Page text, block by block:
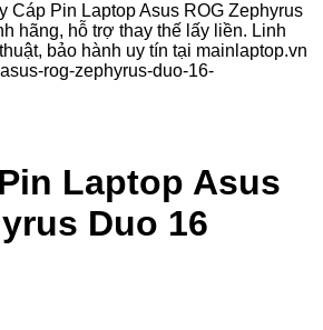
Cáp Pin Laptop Asus ROG Zephyrus
hãng, hỗ trợ thay thế lấy liền. Linh
bảo hành uy tín tại mainlaptop.vn
Laptop Asus
Duo 16